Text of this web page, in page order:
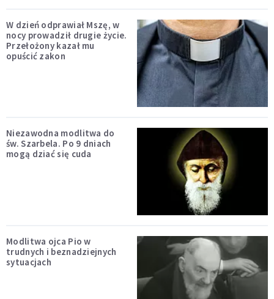
W dzień odprawiał Mszę, w
nocy prowadził drugie życie.
Przełożony kazał mu
opuścić zakon
Niezawodna modlitwa do
św. Szarbela. Po 9 dniach
mogą dziać się cuda
Modlitwa ojca Pio w
trudnych i beznadziejnych
sytuacjach